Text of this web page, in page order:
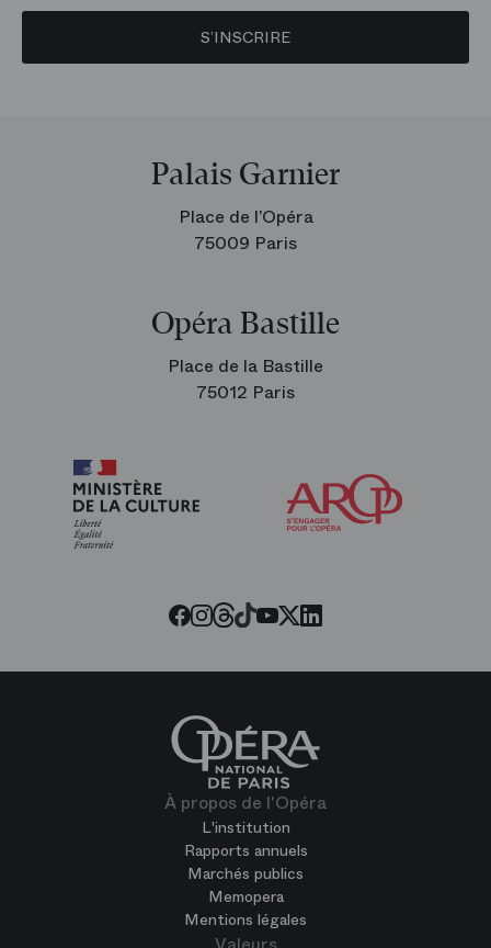
S’INSCRIRE
Palais Garnier
Place de l’Opéra
75009 Paris
Opéra Bastille
Place de la Bastille
75012 Paris
Facebook
Instagram
Threads
Tiktok
Youtube
Twitter
LinkedIn
À propos de l'Opéra
L'institution
Rapports annuels
Marchés publics
Memopera
Mentions légales